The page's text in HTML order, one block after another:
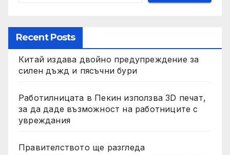
Recent Posts
Китай издава двойно предупреждение за
силен дъжд и пясъчни бури
Работилницата в Пекин използва 3D печат,
за да даде възможност на работниците с
увреждания
Правителството ще разгледа